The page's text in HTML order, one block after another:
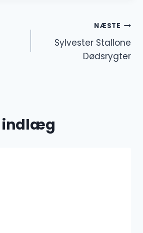
NÆSTE
Sylvester Stallone
Dødsrygter
indlæg